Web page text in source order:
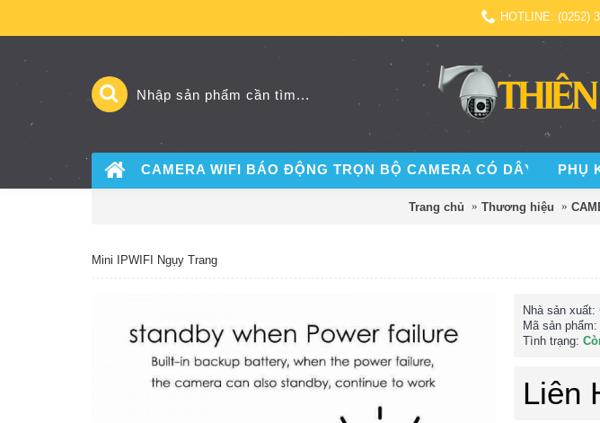
HOTLINE: (0252)
CAMERA WIFI BÁO ĐỘNG TRỌN BỘ CAMERA CÓ DÂY PHỤ
Trang chủ Thương hiệu
Mini IPWIFI Ngụy Trang
Nhà sản xuất:
Mã sản phẩm:
Tình trạng:
Liên